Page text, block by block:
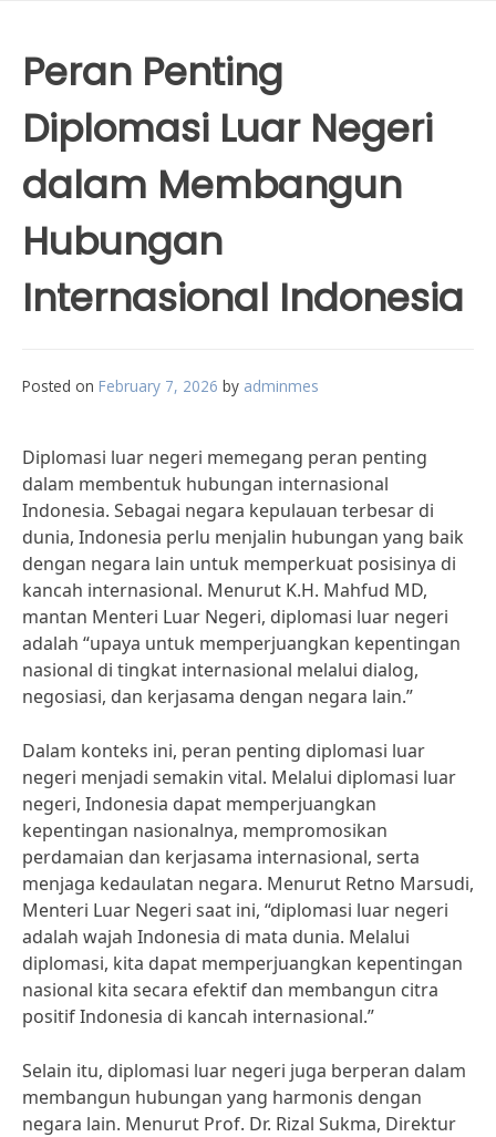
Peran Penting
Diplomasi Luar Negeri
dalam Membangun
Hubungan
Internasional Indonesia
Posted on February 7, 2026 by adminmes
Diplomasi luar negeri memegang peran penting
dalam membentuk hubungan internasional
Indonesia. Sebagai negara kepulauan terbesar di
dunia, Indonesia perlu menjalin hubungan yang baik
dengan negara lain untuk memperkuat posisinya di
kancah internasional. Menurut K.H. Mahfud MD,
mantan Menteri Luar Negeri, diplomasi luar negeri
adalah “upaya untuk memperjuangkan kepentingan
nasional di tingkat internasional melalui dialog,
negosiasi, dan kerjasama dengan negara lain.”
Dalam konteks ini, peran penting diplomasi luar
negeri menjadi semakin vital. Melalui diplomasi luar
negeri, Indonesia dapat memperjuangkan
kepentingan nasionalnya, mempromosikan
perdamaian dan kerjasama internasional, serta
menjaga kedaulatan negara. Menurut Retno Marsudi,
Menteri Luar Negeri saat ini, “diplomasi luar negeri
adalah wajah Indonesia di mata dunia. Melalui
diplomasi, kita dapat memperjuangkan kepentingan
nasional kita secara efektif dan membangun citra
positif Indonesia di kancah internasional.”
Selain itu, diplomasi luar negeri juga berperan dalam
membangun hubungan yang harmonis dengan
negara lain. Menurut Prof. Dr. Rizal Sukma, Direktur